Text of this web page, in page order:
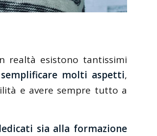
realtà esistono tantissimi
molti aspetti,
e avere sempre tutto a
sia alla formazione